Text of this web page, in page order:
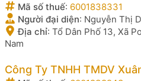
Mã số thuế: 6001838331
Người đại diện: Nguyễn Thị
Địa chỉ: Tổ Dân Phố 13, Xã
Nam
Công Ty TNHH TMDV